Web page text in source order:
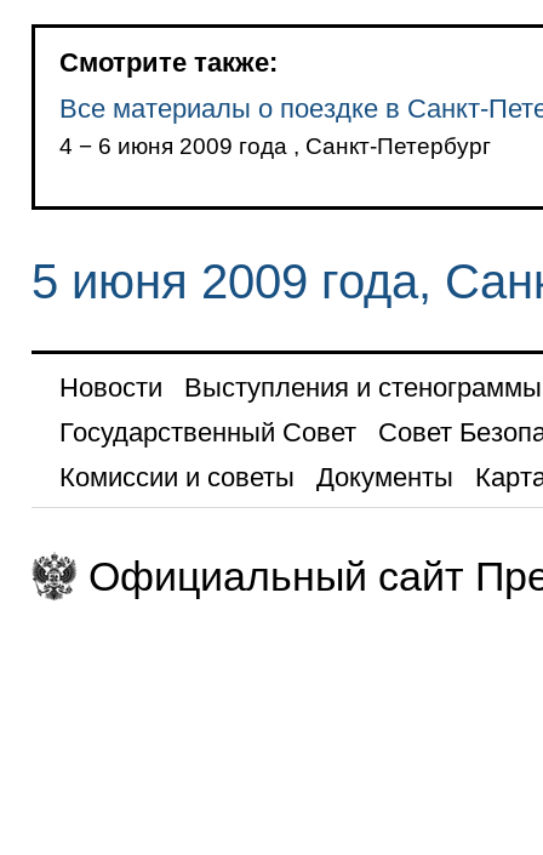
Смотрите также:
Все материалы о поездке в Санкт-
4 − 6 июня 2009 года , Санкт-Петербург
5 июня 2009 года,
Новости
Выступления и стенограммы
Государственный Совет
Совет
Комиссии и советы
Документы
Официальный сайт